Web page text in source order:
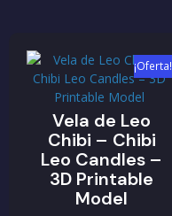
¡Oferta!
Vela de Leo
Chibi – Chibi
Leo Candles –
3D Printable
Model